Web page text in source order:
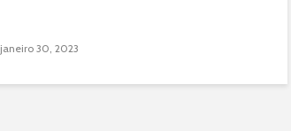
janeiro 30, 2023